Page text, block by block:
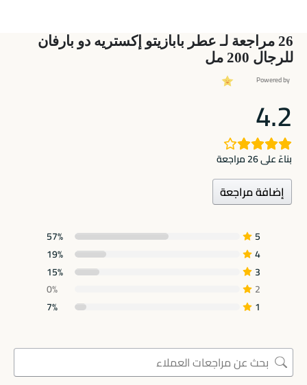
26 مراجعة لـ
عطر بابازيتو إكستريه دو بارفان
للرجال 200 مل
Powered by
4.2
بناءً على 26 مراجعة
إضافة مراجعة
5
57%
4
19%
3
15%
2
0%
1
7%